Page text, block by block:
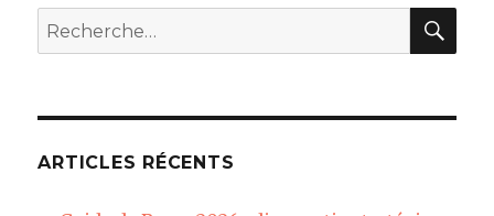
Recherche
pour
ARTICLES RÉCENTS